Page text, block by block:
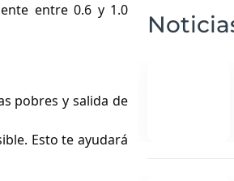
entre 0.6 y 1.0
pobres y salida de
Esto te ayudará